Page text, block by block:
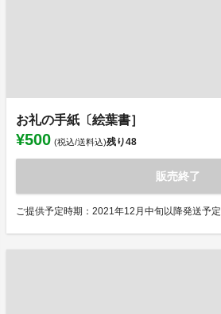
お礼の手紙〔絵葉書］
¥500 (税込/送料込)残り48
販売終了
ご提供予定時期：2021年12月中旬以降発送予定